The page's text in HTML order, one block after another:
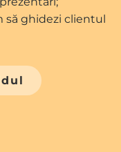
să ghidezi clientul